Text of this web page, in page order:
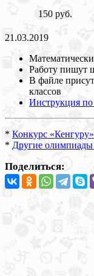
150 руб.
21.03.2019
Работу пишут
В файле
классов
Инструкция
* Конкурс «Кенгуру»
* Другие
Поделиться: